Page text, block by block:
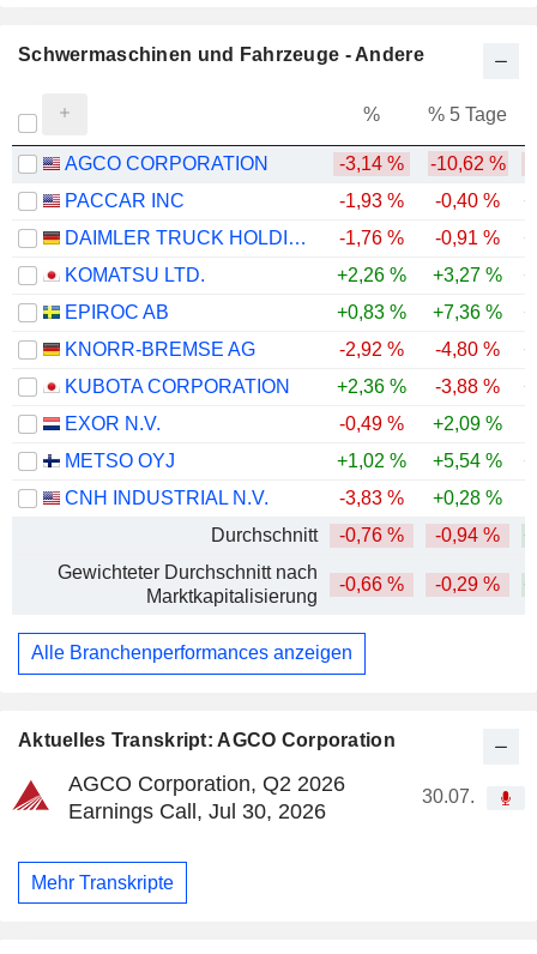
Aktuelles Transkript: AGCO Corporation
AGCO Corporation, Q2 2026
Earnings Call, Jul 30, 2026
30.07.
Mehr Transkripte
Schwermaschinen und Fahrzeuge - Andere
% % 5 Tage
AGCO CORPORATION -3,14 % -10,62 %
PACCAR INC
-1,93 % -0,40 %
DAIMLER TRUCK HOLDING AG
-1,76 % -0,91 %
KOMATSU LTD.
+2,26 % +3,27 %
EPIROC AB
+0,83 % +7,36 %
KNORR-BREMSE AG
-2,92 % -4,80 %
KUBOTA CORPORATION
+2,36 % -3,88 %
EXOR N.V.
-0,49 % +2,09 %
METSO OYJ
+1,02 % +5,54 %
CNH INDUSTRIAL N.V.
-3,83 % +0,28 %
Durchschnitt
-0,76 % -0,94 %
Gewichteter Durchschnitt nach
Marktkapitalisierung
-0,66 % -0,29 %
Alle Branchenperformances anzeigen